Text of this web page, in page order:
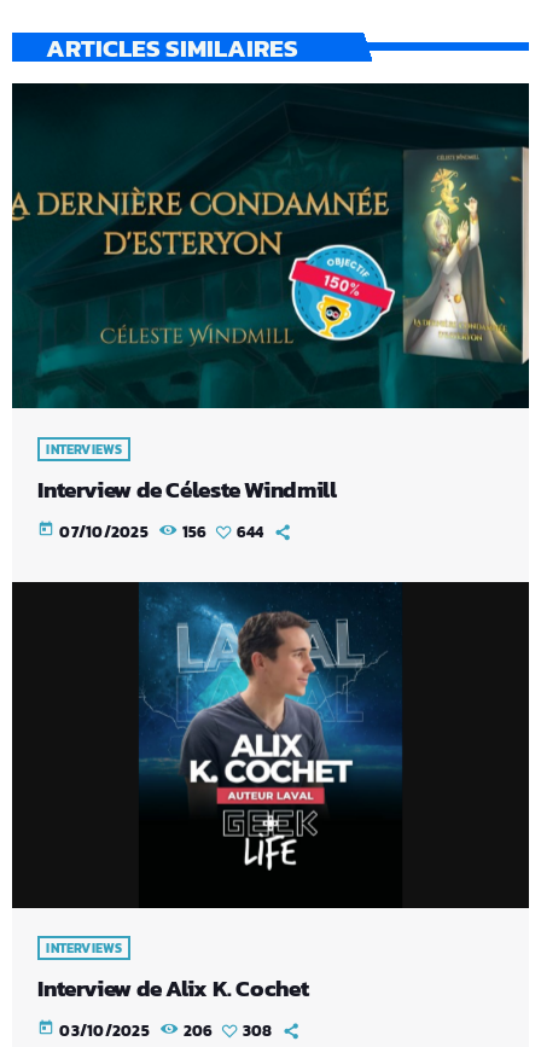
ARTICLES SIMILAIRES
INTERVIEWS
Interview de Céleste Windmill
today 07/10/2025 156 644
INTERVIEWS
Interview de Alix K. Cochet
today 03/10/2025 206 308